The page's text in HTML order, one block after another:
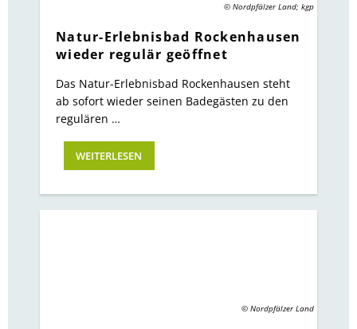
© Nordpfälzer Land; kgp
Natur-Erlebnisbad Rockenhausen
wieder regulär geöffnet
Das Natur-Erlebnisbad Rockenhausen steht
ab sofort wieder seinen Badegästen zu den
regulären …
WEITERLESEN
© Nordpfälzer Land